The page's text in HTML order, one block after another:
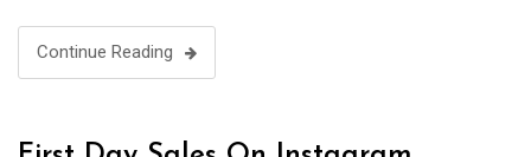
Continue Reading